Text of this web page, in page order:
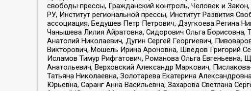
свободы прессы, Гражданский контроль, Человек и
РУ, Институт региональной прессы, Институт Развития
ассоциация, Бедушев Петр Петрович, Дзугкоева Регина
Чанышева Лилия Айратовна, Сидорович Ольга Борисовна,
Анатолий Николаевич, Дугин Сергей Георгиевич,
Викторович, Мошель Ирина Ароновна, Шведов Григорий
Исламов Тимур Рифгатович, Романова Ольга Евгеньевна,
Анатольевич, Верховский Александр Маркович,
Татьяна Николаевна, Золотарева Екатерина
Юрьевна, Саранг Анна Васильевна, Захарова Светлана